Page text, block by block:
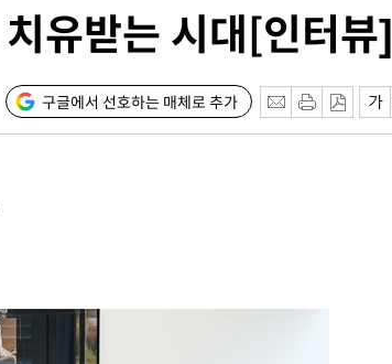
유받는 시대[인터뷰]
구글에서 선호하는 매체로 추가